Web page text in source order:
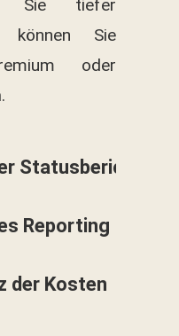
Sie tiefer
können Sie
oder
.
Statusbericht
Reporting
der Kosten